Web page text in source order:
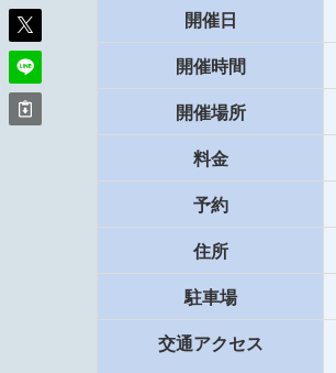
開催日
開催時間
開催場所
料金
予約
住所
駐車場
交通アクセス